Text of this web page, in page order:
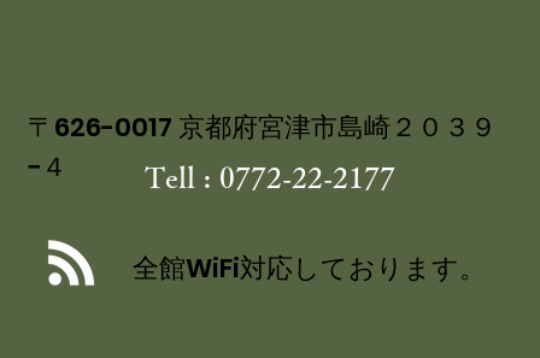
〒626-0017 京都府宮津市島崎２０３９
−４
Tell : 0772-22-2177
全館WiFi対応しております。